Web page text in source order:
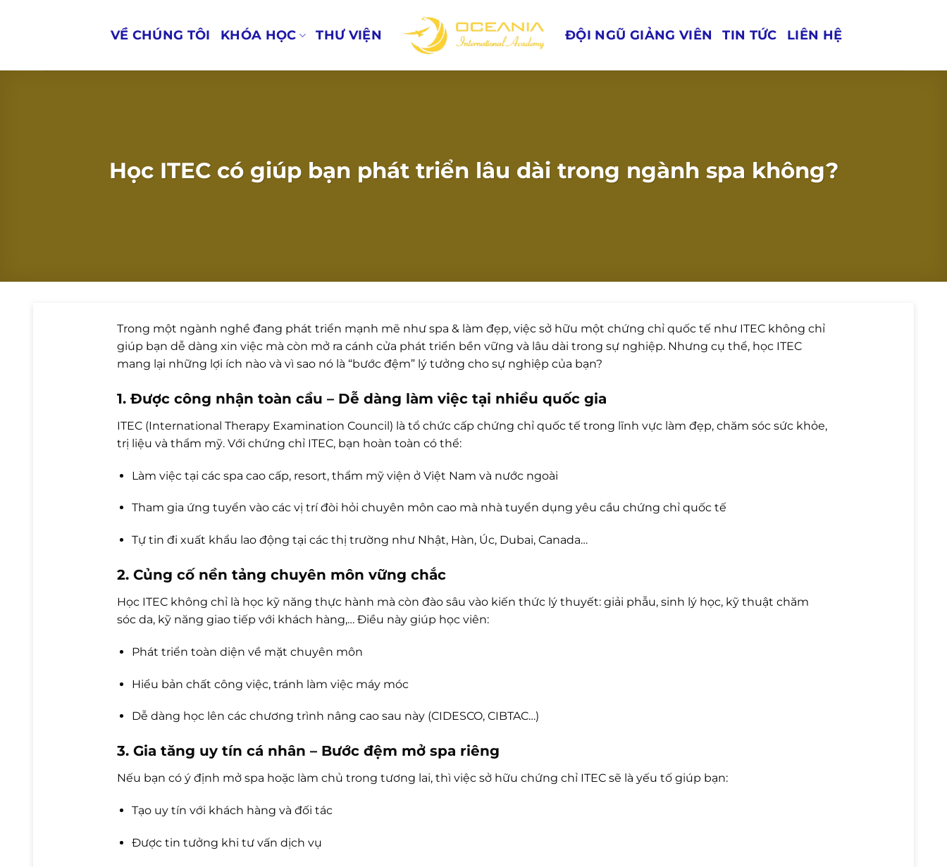
VỀ CHÚNG TÔI KHÓA HỌC THƯ VIỆN ĐỘI NGŨ GIẢNG VIÊN TIN TỨC LIÊN HỆ
Học ITEC có giúp bạn phát triển lâu dài trong ngành spa không?
Trong một ngành nghề đang phát triển mạnh mẽ như spa & làm đẹp, việc sở hữu một chứng chỉ quốc tế như ITEC không chỉ
giúp bạn dễ dàng xin việc mà còn mở ra cánh cửa phát triển bền vững và lâu dài trong sự nghiệp. Nhưng cụ thể, học ITEC
mang lại những lợi ích nào và vì sao nó là “bước đệm” lý tưởng cho sự nghiệp của bạn?
1. Được công nhận toàn cầu – Dễ dàng làm việc tại nhiều quốc gia
ITEC (International Therapy Examination Council) là tổ chức cấp chứng chỉ quốc tế trong lĩnh vực làm đẹp, chăm sóc sức khỏe,
trị liệu và thẩm mỹ. Với chứng chỉ ITEC, bạn hoàn toàn có thể:
Làm việc tại các spa cao cấp, resort, thẩm mỹ viện ở Việt Nam và nước ngoài
Tham gia ứng tuyển vào các vị trí đòi hỏi chuyên môn cao mà nhà tuyển dụng yêu cầu chứng chỉ quốc tế
Tự tin đi xuất khẩu lao động tại các thị trường như Nhật, Hàn, Úc, Dubai, Canada…
2. Củng cố nền tảng chuyên môn vững chắc
Học ITEC không chỉ là học kỹ năng thực hành mà còn đào sâu vào kiến thức lý thuyết: giải phẫu, sinh lý học, kỹ thuật chăm
sóc da, kỹ năng giao tiếp với khách hàng,… Điều này giúp học viên:
Phát triển toàn diện về mặt chuyên môn
Hiểu bản chất công việc, tránh làm việc máy móc
Dễ dàng học lên các chương trình nâng cao sau này (CIDESCO, CIBTAC…)
3. Gia tăng uy tín cá nhân – Bước đệm mở spa riêng
Nếu bạn có ý định mở spa hoặc làm chủ trong tương lai, thì việc sở hữu chứng chỉ ITEC sẽ là yếu tố giúp bạn:
Tạo uy tín với khách hàng và đối tác
Được tin tưởng khi tư vấn dịch vụ